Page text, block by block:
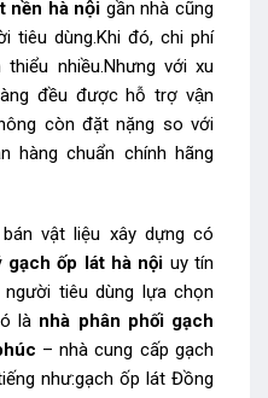
nền hà nội gần nhà cũng
tiêu dùng.Khi đó, chi phí
nhiều.Nhưng với xu
đều được hỗ trợ vận
còn đặt nặng so với
hàng chuẩn chính hãng
vật liệu xây dựng có
gạch ốp lát hà nội uy tín
tiêu dùng lựa chọn
là nhà phân phối gạch
– nhà cung cấp gạch
như:gạch ốp lát Đồng